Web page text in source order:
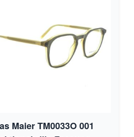
Maier TM0033O 001